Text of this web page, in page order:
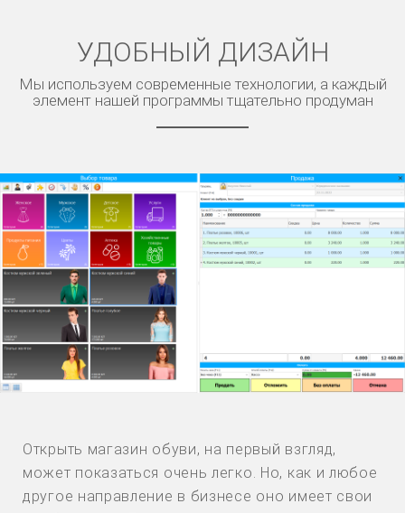
УДОБНЫЙ ДИЗАЙН
Мы используем современные технологии, а каждый
элемент нашей программы тщательно продуман
Открыть магазин обуви, на первый взгляд,
может показаться очень легко. Но, как и любое
другое направление в бизнесе оно имеет свои